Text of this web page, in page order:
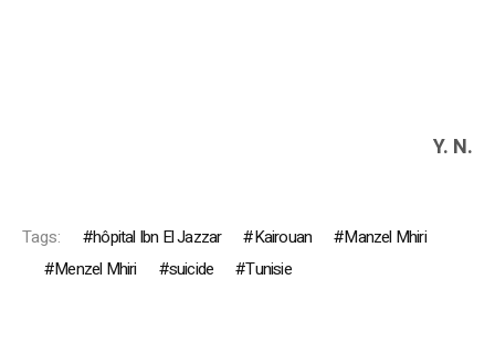
Y. N.
Tags: hôpital Ibn El Jazzar Kairouan
Manzel Mhiri
Menzel Mhiri
suicide Tunisie